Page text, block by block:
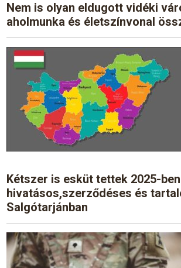
Nem is olyan eldugott vidéki
aholmunka és életszínvonal
Kétszer is esküt tettek 2025-
hivatásos,szerződéses és
Salgótarjánban